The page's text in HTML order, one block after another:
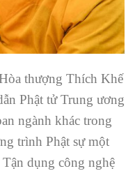
thượng Thích Khế
Phật tử Trung ương
ngành khác trong
trình Phật sự một
dụng công nghệ